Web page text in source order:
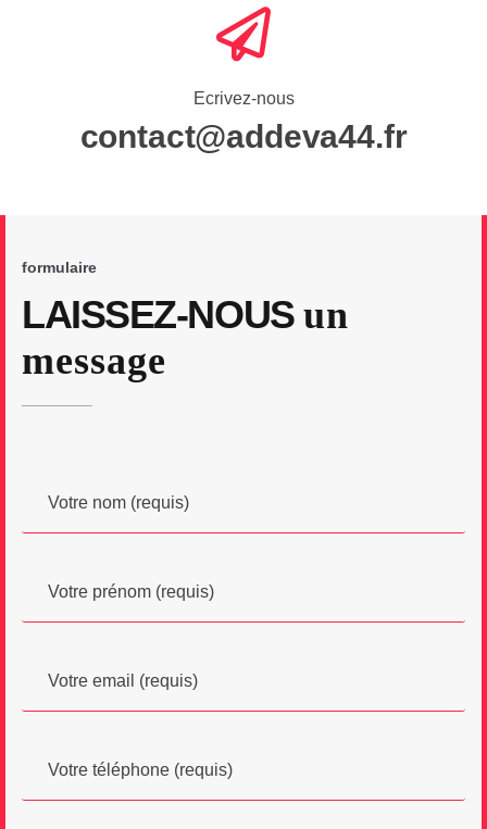
Ecrivez-nous
contact@addeva44.fr
formulaire
LAISSEZ-NOUSun
message